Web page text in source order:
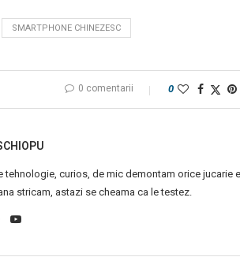
SMARTPHONE CHINEZESC
0 comentarii 0
tehnologie, curios, de mic demontam orice jucarie
stricam, astazi se cheama ca le testez.